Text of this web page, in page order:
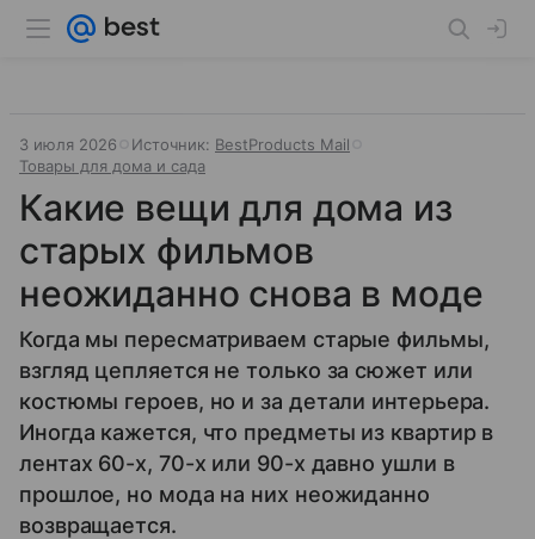
3 июля 2026 Источник: BestProducts Mail
Товары для дома и сада
Какие вещи для дома из
старых фильмов
неожиданно снова в моде
Когда мы пересматриваем старые фильмы,
взгляд цепляется не только за сюжет или
костюмы героев, но и за детали интерьера.
Иногда кажется, что предметы из квартир в
лентах 60-х, 70-х или 90-х давно ушли в
прошлое, но мода на них неожиданно
возвращается.